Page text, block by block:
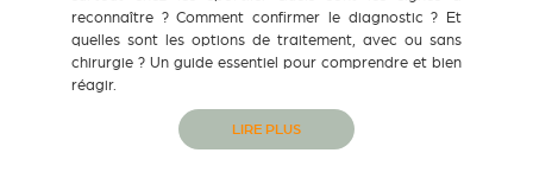
reconnaître ? Comment confirmer le diagnostic ? Et
quelles sont les options de traitement, avec ou sans
chirurgie ? Un guide essentiel pour comprendre et bien
réagir.
LIRE PLUS